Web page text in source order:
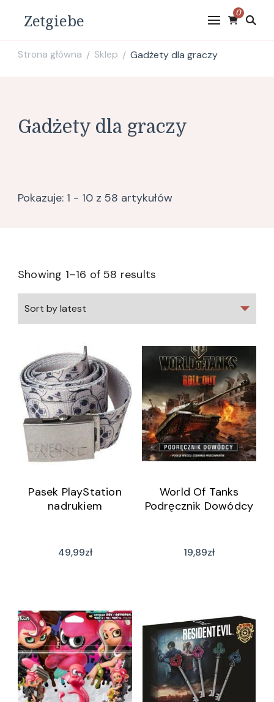
Zetgiebe 0
Strona główna / Sklep / Gadżety dla graczy
Gadżety dla graczy
Pokazuje: 1 - 10 z 58 artykułów
Showing 1–16 of 58 results
Pasek PlayStation
nadrukiem
49,99zł
World Of Tanks
Podręcznik Dowódcy
19,89zł